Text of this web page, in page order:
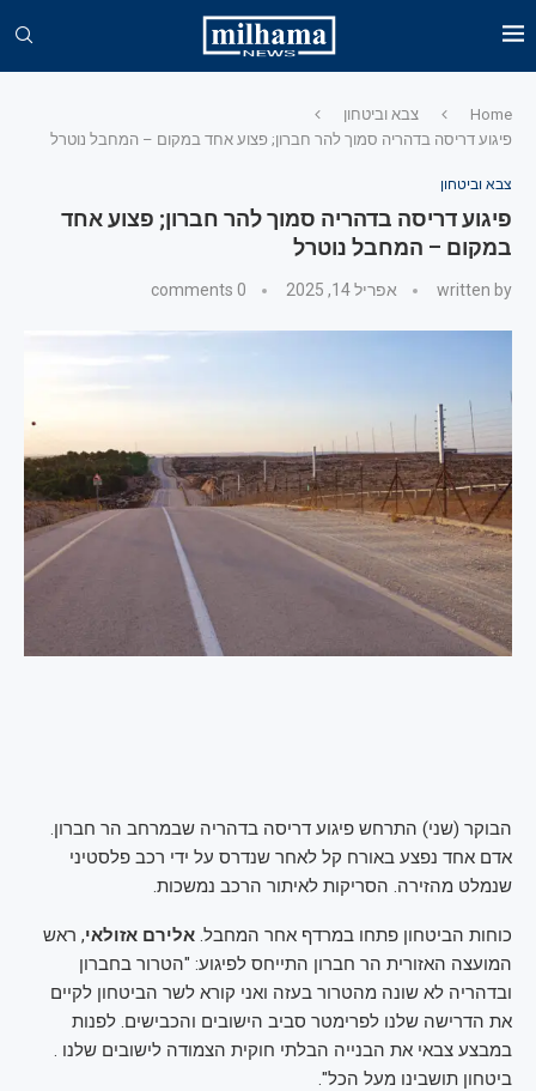
Home
צבא וביטחון
פיגוע דריסה בדהריה סמוך להר חברון; פצוע אחד במקום – המחבל נוטרל
צבא וביטחון
פיגוע דריסה בדהריה סמוך להר חברון; פצוע אחד
במקום – המחבל נוטרל
written by אפריל 14, 2025 0 comments
הבוקר (שני) התרחש פיגוע דריסה בדהריה שבמרחב הר חברון.
אדם אחד נפצע באורח קל לאחר שנדרס על ידי רכב פלסטיני
שנמלט מהזירה. הסריקות לאיתור הרכב נמשכות.
כוחות הביטחון פתחו במרדף אחר המחבל. אלירם אזולאי, ראש
המועצה האזורית הר חברון התייחס לפיגוע: "הטרור בחברון
ובדהריה לא שונה מהטרור בעזה ואני קורא לשר הביטחון לקיים
את הדרישה שלנו לפרימטר סביב הישובים והכבישים. לפנות
במבצע צבאי את הבנייה הבלתי חוקית הצמודה לישובים שלנו .
ביטחון תושבינו מעל הכל".